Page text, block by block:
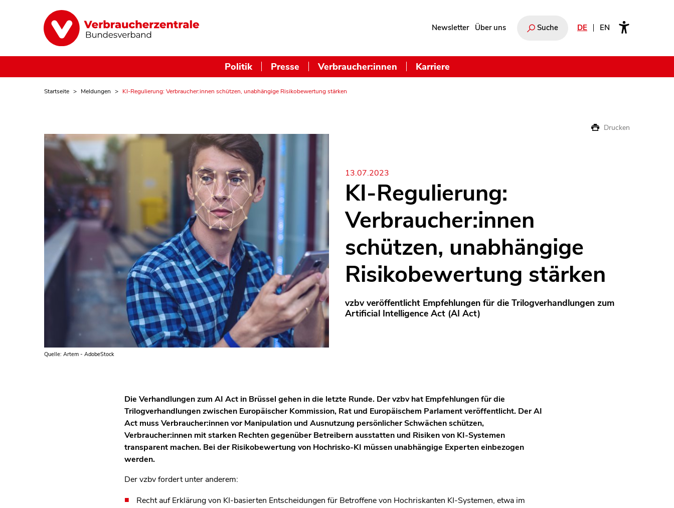
Newsletter Über uns Suche DE EN
Politik Presse Verbraucher:innen Karriere
Startseite Meldungen KI-Regulierung: Verbraucher:innen schützen, unabhängige Risikobewertung stärken
Drucken
Quelle: Artem - AdobeStock
13.07.2023
KI-Regulierung:
Verbraucher:innen
schützen, unabhängige
Risikobewertung stärken
vzbv veröffentlicht Empfehlungen für die Trilogverhandlungen zum
Artificial Intelligence Act (AI Act)
Die Verhandlungen zum AI Act in Brüssel gehen in die letzte Runde. Der vzbv hat Empfehlungen für die
Trilogverhandlungen zwischen Europäischer Kommission, Rat und Europäischem Parlament veröffentlicht. Der AI
Act muss Verbraucher:innen vor Manipulation und Ausnutzung persönlicher Schwächen schützen,
Verbraucher:innen mit starken Rechten gegenüber Betreibern ausstatten und Risiken von KI-Systemen
transparent machen. Bei der Risikobewertung von Hochrisko-KI müssen unabhängige Experten einbezogen
werden.
Der vzbv fordert unter anderem:
Recht auf Erklärung von KI-basierten Entscheidungen für Betroffene von Hochriskanten KI-Systemen, etwa im